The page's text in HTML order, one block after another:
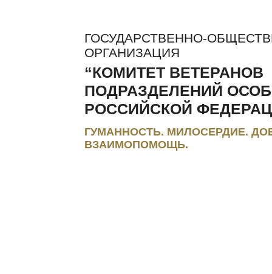
ГОСУДАРСТВЕННО-
ОРГАНИЗАЦИЯ
“КОМИТЕТ ВЕТЕРАНОВ
ПОДРАЗДЕЛЕНИЙ
РОССИЙСКОЙ
ГУМАННОСТЬ. МИЛОСЕРДИЕ.
ВЗАИМОПОМОЩЬ.